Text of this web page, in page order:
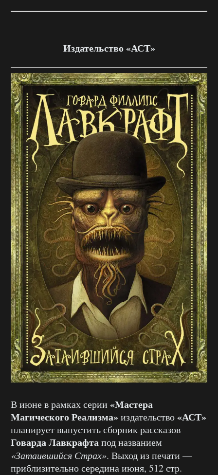
Издательство «АСТ»
В июне в рамках серии «Мастера
Магического Реализма»издательство«АСТ»
планирует выпустить сборник рассказов
Говарда Лавкрафтапод названием
«Затаившийся Страх». Выход из печати —
приблизительно середина июня, 512 стр.